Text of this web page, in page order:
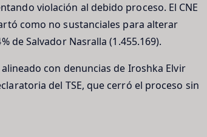
violación al debido proceso. El CNE
como no sustanciales para alterar
de Salvador Nasralla (1.455.169).
con denuncias de Iroshka Elvir
del TSE, que cerró el proceso sin